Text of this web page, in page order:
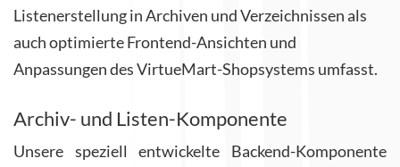
Listenerstellung in Archiven und Verzeichnissen als
auch optimierte Frontend-Ansichten und
Anpassungen des VirtueMart-Shopsystems umfasst.
Archiv- und Listen-Komponente
Unsere speziell entwickelte Backend-Komponente